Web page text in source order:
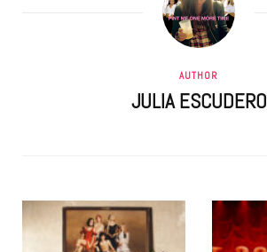
AUTHOR
JULIA ESCUDERO